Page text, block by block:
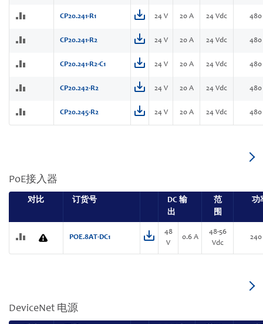
CP20.241-R1 24 V 20 A 24 Vdc 480
CP20.241-R2 24 V 20 A 24 Vdc 480
CP20.241-R2-C1 24 V 20 A 24 Vdc 480
CP20.242-R2 24 V 20 A 24 Vdc 480
CP20.245-R2 24 V 20 A 24 Vdc 480
PoE接入器
对比 订货号
DC 输
出
范
围
功
POE.8AT-DC1
48
V
0.6 A
48-56
Vdc
240
DeviceNet 电源